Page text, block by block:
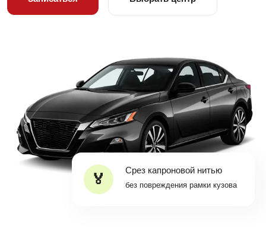
Срез капроновой нитью
без повреждения рамки кузова